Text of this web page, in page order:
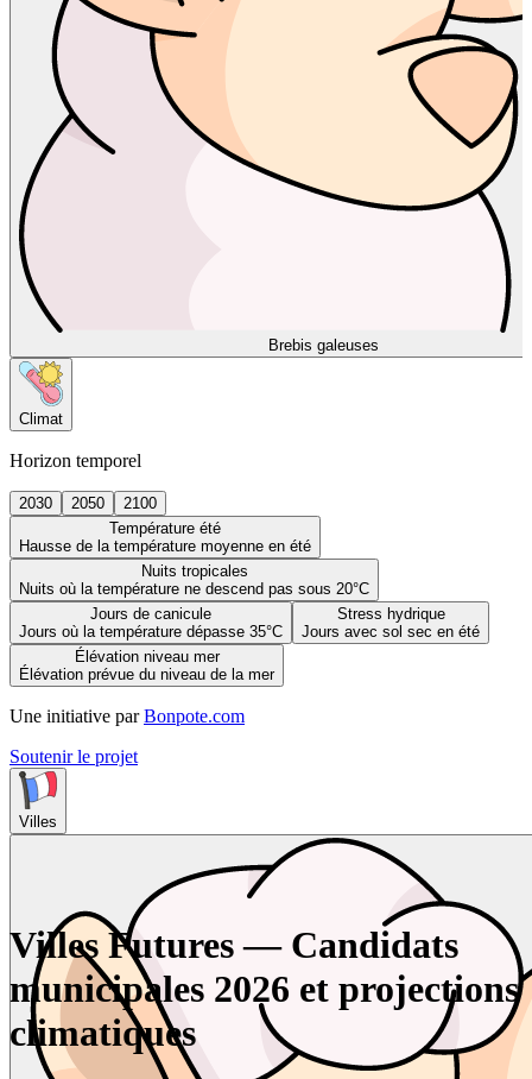
Brebis galeuses
Climat
Horizon temporel
2030 2050
2100
Température été
Hausse de la température moyenne en été
Nuits tropicales
Nuits où la température ne descend pas sous 20°C
Jours de canicule
Jours où la température dépasse 35°C
Stress hydrique
Jours avec sol sec en été
Élévation niveau mer
Élévation prévue du niveau de la mer
Une initiative par Bonpote.com
Soutenir le projet
Villes
Villes Futures — Candidats
municipales 2026 et projections
climatiques